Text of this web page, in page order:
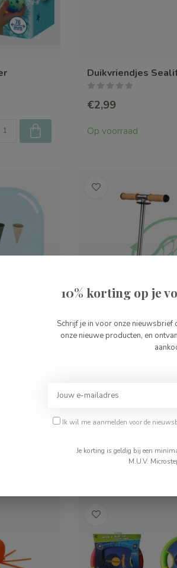
Duikvriendjes
€2,99
Op voorraad
Micro-Step Sprite
Op voorraad
10% korting op je
Schrijf je in voor onze
onze nieuwe producten, en
Ik wil me aanmelden voor de
Je korting is geldig bij een
M.U.V.